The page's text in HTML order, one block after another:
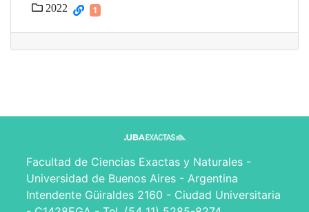
2022 1
Facultad de Ciencias Exactas y Naturales -
Universidad de Buenos Aires - Argentina
Intendente Güiraldes 2160 - Ciudad Universitaria